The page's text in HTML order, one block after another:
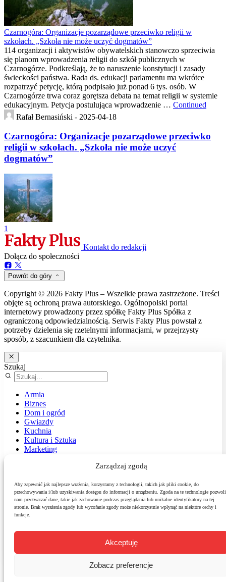
Zarządzaj zgodą
Aby zapewnić jak najlepsze wrażenia, korzystamy z technologii, takich jak pliki cookie, do
przechowywania i/lub uzyskiwania dostępu do informacji o urządzeniu. Zgoda na te technologie pozwoli
nam przetwarzać dane, takie jak zachowanie podczas przeglądania lub unikalne identyfikatory na tej
stronie. Brak wyrażenia zgody lub wycofanie zgody może niekorzystnie wpłynąć na niektóre cechy i
funkcje.
Akceptuję
Zobacz preferencje
Czarnogóra: Organizacje pozarządowe przeciwko religii w
szkołach. „Szkoła nie może uczyć dogmatów”
114 organizacji i aktywistów obywatelskich stanowczo sprzeciwia
się planom wprowadzenia religii do szkół publicznych w
Czarnogórze. Podkreślają, że to naruszenie konstytucji i zasady
świeckości państwa. Rada ds. edukacji parlamentu ma wkrótce
rozpatrzyć petycję, którą podpisało już ponad 6 tys. osób. W
Czarnogórze trwa coraz gorętsza debata na temat religii w systemie
edukacyjnym. Petycja postulująca wprowadzenie … Continued
Rafał Bernasiński - 2025-04-18
Czarnogóra: Organizacje pozarządowe przeciwko
religii w szkołach. „Szkoła nie może uczyć
dogmatów”
1
Kontakt do redakcji
Dołącz do społeczności
Powrót do góry
Copyright © 2026 Fakty Plus – Wszelkie prawa zastrzeżone. Treści
objęte są ochroną prawa autorskiego. Ogólnopolski portal
internetowy prowadzony przez spółkę Fakty Plus Spółka z
ograniczoną odpowiedzialnością. Serwis Fakty Plus powstał z
potrzeby dzielenia się rzetelnymi informacjami, w przejrzysty
sposób, z szacunkiem dla czytelnika.
Szukaj
Armia
Biznes
Dom i ogród
Gwiazdy
Kuchnia
Kultura i Sztuka
Marketing
Podróże
Polityka
Sport
Środowisko
Technologie